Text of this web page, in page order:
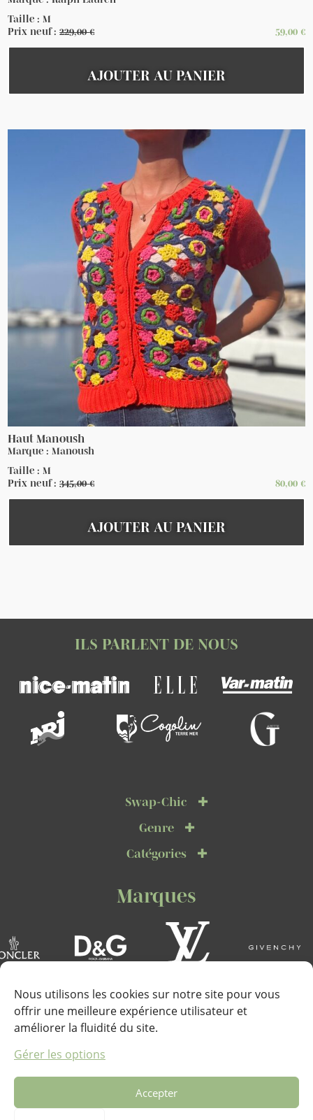
Nous utilisons les cookies sur notre site pour vous
offrir une meilleure expérience utilisateur et
améliorer la fluidité du site.
Gérer les options
Accepter
Taille : M
Prix neuf :229,00€ 59,00 €
AJOUTER AU PANIER
Haut Manoush
Marque : Manoush
Taille : M
Prix neuf :345,00€ 80,00 €
AJOUTER AU PANIER
ILS PARLENT DE NOUS
Swap-Chic
Genre
Catégories
Marques
Adresse :
Marines de Cogolin, Quai de la Galiote, 83310 Cogolin